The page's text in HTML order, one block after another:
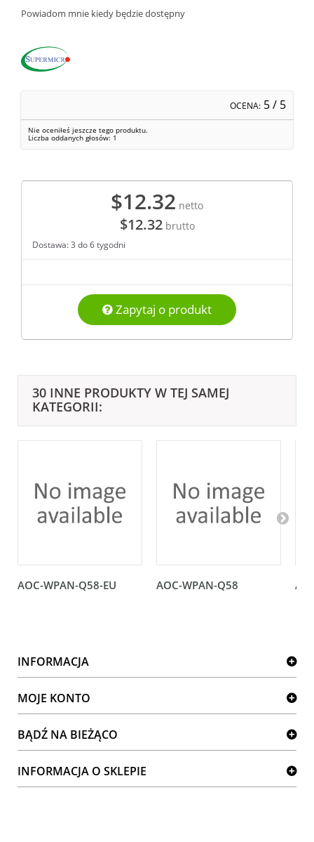
Powiadom mnie kiedy będzie dostępny
OCENA: 5/ 5
Nie oceniłeś jeszcze tego produktu.
Liczba oddanych głosów: 1
$12.32 netto
$12.32brutto
Dostawa: 3 do 6 tygodni
Zapytaj o produkt
30 INNE PRODUKTY W TEJ SAMEJ
KATEGORII:
AOC-WPAN-Q58-EU AOC-WPAN-Q58
INFORMACJA
MOJE KONTO
BĄDŹ NA BIEŻĄCO
INFORMACJA O SKLEPIE